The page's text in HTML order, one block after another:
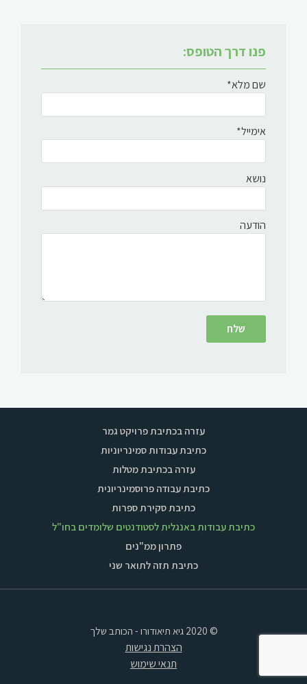
פנו דרך הטופס:
שם מלא*
אימייל*
נושא
הודעה
עזרה בכתיבת פרויקט גמר
כתיבת עבודות סמינריוניות
עזרה בכתיבת מטלות
כתיבת עבודה פרוסמינריונית
כתיבת סקירת ספרות
כתיבת עבודות באנגלית לסטודנטים שלומדים בחו"ל
פתרון ממ"נים
כתיבת תזה לתואר שני
© 2020 גיא תיאודורו - הכותב שלך
הצהרת נגישות
תנאי שימוש